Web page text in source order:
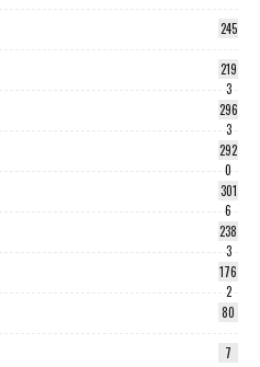
245
219
3
296
3
292
0
301
6
238
3
176
2
80
7